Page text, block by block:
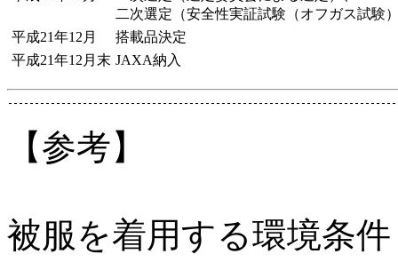
二次選定（安全性実証試験（オフガス試験
平成21年12月
搭載品決定
平成21年12月末 JAXA納入
【参考】
被服を着用する環境条